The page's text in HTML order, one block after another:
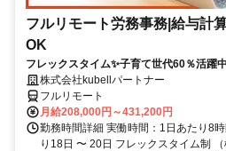
フルリモート労務事務|給与計
OK
フレックスタイム✨子育て世代60％活躍
株式会社kubellパートナー
フルリモート
月給208,000円～431,200円
勤務時間詳細 実働時間：1日あたり8
り18日 〜 20日 フレックスタイム制